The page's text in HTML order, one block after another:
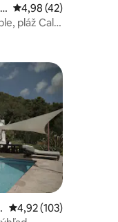
74
Priemerné
4,98 (42)
pláž Cala
15
Priemerné
4,92 (103)